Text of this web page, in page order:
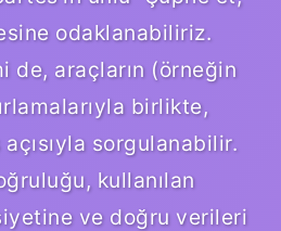
odaklanabiliriz.
de, araçların (örneğin
birlikte,
sorgulanabilir.
kullanılan
ve doğru verileri